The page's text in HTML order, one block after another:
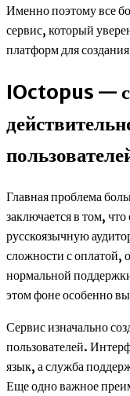
Именно поэтому все
сервис, который
платформ для
IOctopus —
Главная проблема
заключается в том,
русскоязычную
сложности с оплатой,
нормальной
этом фоне особенно
Сервис изначально
пользователей.
язык, а служба
Еще одно важное